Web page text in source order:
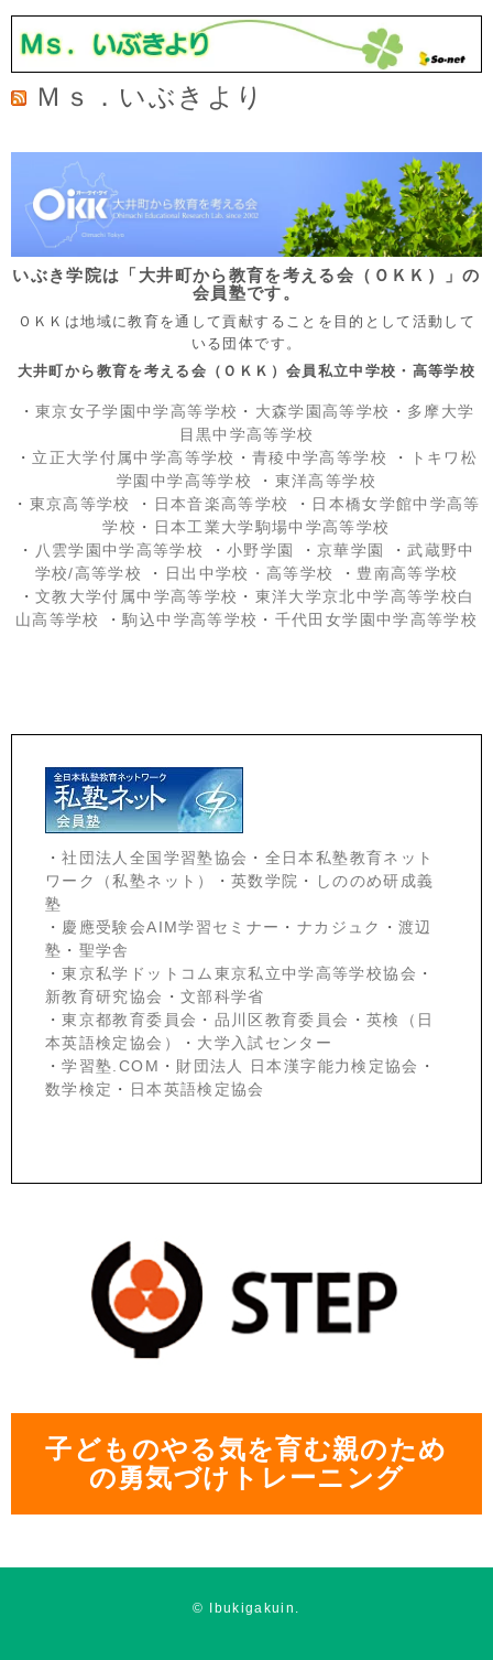
Ｍｓ．いぶきより
いぶき学院は「大井町から教育を考える会（ＯＫＫ）」の
会員塾です。
ＯＫＫは地域に教育を通して貢献することを目的として活動して
いる団体です。
大井町から教育を考える会（ＯＫＫ）会員私立中学校・高等学校
・ 東京女子学園中学高等学校 ・ 大森学園高等学校 ・ 多摩大学
目黒中学高等学校
・ 立正大学付属中学高等学校 ・ 青稜中学高等学校 ・
トキワ松
学園中学高等学校
・ 東洋高等学校
・ 東京高等学校 ・ 日本音楽高等学校 ・ 日本橋女学館中学高等
学校 ・
日本工業大学駒場中学高等学校
・ 八雲学園中学高等学校 ・ 小野学園 ・京華学園 ・武蔵野中
学校/高等学校
・ 日出中学校 ・高等学校 ・ 豊南高等学校
・ 文教大学付属中学高等学校 ・ 東洋大学京北中学高等学校白
山高等学校
・駒込中学高等学校 ・ 千代田女学園中学高等学校
・社団法人全国学習塾協会 ・ 全日本私塾教育ネット
ワーク（私塾ネット）
・ 英数学院 ・
しののめ研成義
塾
・ 慶應受験会AIM学習セミナー ・ ナカジュク ・ 渡辺
塾 ・ 聖学舎
・東京私学ドットコム東京私立中学高等学校協会 ・
新教育研究協会 ・ 文部科学省
・東京都教育委員会 ・ 品川区教育委員会 ・ 英検（日
本英語検定協会）
・ 大学入試センター
・学習塾.COM ・ 財団法人 日本漢字能力検定協会 ・
数学検定 ・ 日本英語検定協会
子どものやる気を育む親のため
の勇気づけトレーニング
© Ibukigakuin.